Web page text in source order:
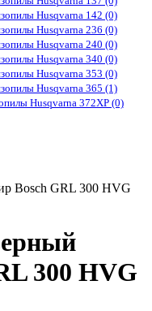
Husqvarna 142 (0)
Husqvarna 236 (0)
Husqvarna 240 (0)
Husqvarna 340 (0)
Husqvarna 353 (0)
Husqvarna 365 (1)
Husqvarna 372XP (0)
Bosch GRL 300 HVG
300 HVG